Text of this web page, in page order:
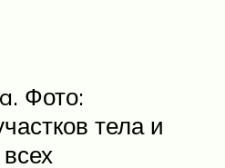
Фото:
тела и